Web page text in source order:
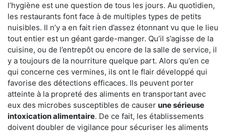
l’hygiène est une question de tous les jours. Au quotidien,
les restaurants font face à de multiples types de petits
nuisibles. Il n’y a en fait rien d’assez étonnant vu que le lieu
tout entier est un géant garde-manger. Qu’il s’agisse de la
cuisine, ou de l’entrepôt ou encore de la salle de service, il
y a toujours de la nourriture quelque part. Alors qu’en ce
qui concerne ces vermines, ils ont le flair développé qui
favorise des détections efficaces. Ils peuvent porter
atteinte à la propreté des aliments en transportant avec
eux des microbes susceptibles de causer une sérieuse
intoxication alimentaire. De ce fait, les établissements
doivent doubler de vigilance pour sécuriser les aliments